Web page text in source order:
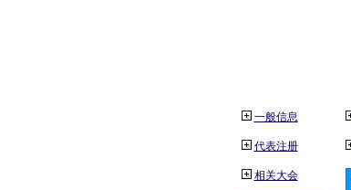
一般信息
代表注册
相关大会